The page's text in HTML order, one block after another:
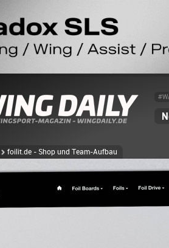
foilit.de - Shop und Team-Aufbau